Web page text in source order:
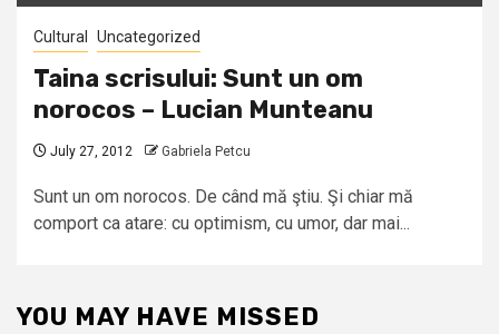
Cultural Uncategorized
Taina scrisului: Sunt un om
norocos – Lucian Munteanu
July 27, 2012 Gabriela Petcu
Sunt un om norocos. De când mă ştiu. Şi chiar mă
comport ca atare: cu optimism, cu umor, dar mai...
YOU MAY HAVE MISSED